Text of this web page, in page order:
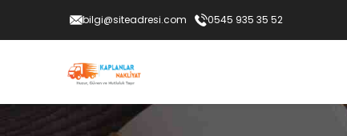
bilgi@siteadresi.com 0545 935 35 52